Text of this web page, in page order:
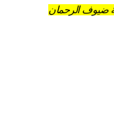
ضيوف الرحمان